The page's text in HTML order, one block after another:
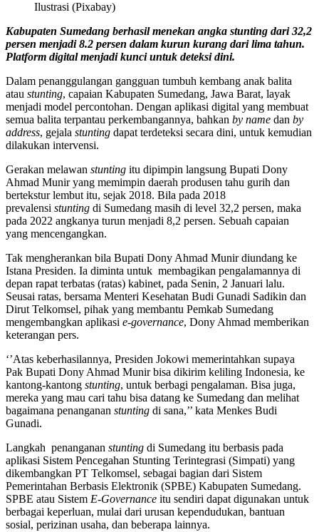
Ilustrasi (Pixabay)
Kabupaten Sumedang berhasil menekan angka stunting dari 32,2
persen menjadi 8.2 persen dalam kurun kurang dari lima tahun.
Platform digital menjadi kunci untuk deteksi dini.
Dalam penanggulangan gangguan tumbuh kembang anak balita
atau stunting, capaian Kabupaten Sumedang, Jawa Barat, layak
menjadi model percontohan. Dengan aplikasi digital yang membuat
semua balita terpantau perkembangannya, bahkan by name dan by
address, gejala stunting dapat terdeteksi secara dini, untuk kemudian
dilakukan intervensi.
Gerakan melawan stunting itu dipimpin langsung Bupati Dony
Ahmad Munir yang memimpin daerah produsen tahu gurih dan
bertekstur lembut itu, sejak 2018. Bila pada 2018
prevalensi stunting di Sumedang masih di level 32,2 persen, maka
pada 2022 angkanya turun menjadi 8,2 persen. Sebuah capaian
yang mencengangkan.
Tak mengherankan bila Bupati Dony Ahmad Munir diundang ke
Istana Presiden. Ia diminta untuk membagikan pengalamannya di
depan rapat terbatas (ratas) kabinet, pada Senin, 2 Januari lalu.
Seusai ratas, bersama Menteri Kesehatan Budi Gunadi Sadikin dan
Dirut Telkomsel, pihak yang membantu Pemkab Sumedang
mengembangkan aplikasi e-governance, Dony Ahmad memberikan
keterangan pers.
‘’Atas keberhasilannya, Presiden Jokowi memerintahkan supaya
Pak Bupati Dony Ahmad Munir bisa dikirim keliling Indonesia, ke
kantong-kantong stunting, untuk berbagi pengalaman. Bisa juga,
mereka yang mau cari tahu bisa datang ke Sumedang dan melihat
bagaimana penanganan stunting di sana,’’ kata Menkes Budi
Gunadi.
Langkah penanganan stunting di Sumedang itu berbasis pada
aplikasi Sistem Pencegahan Stunting Terintegrasi (Simpati) yang
dikembangkan PT Telkomsel, sebagai bagian dari Sistem
Pemerintahan Berbasis Elektronik (SPBE) Kabupaten Sumedang.
SPBE atau Sistem E-Governance itu sendiri dapat digunakan untuk
berbagai keperluan, mulai dari urusan kependudukan, bantuan
sosial, perizinan usaha, dan beberapa lainnya.